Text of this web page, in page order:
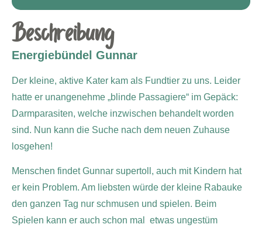
Beschreibung
Energiebündel Gunnar
Der kleine, aktive Kater kam als Fundtier zu uns. Leider
hatte er unangenehme „blinde Passagiere“ im Gepäck:
Darmparasiten, welche inzwischen behandelt worden
sind. Nun kann die Suche nach dem neuen Zuhause
losgehen!
Menschen findet Gunnar supertoll, auch mit Kindern hat
er kein Problem. Am liebsten würde der kleine Rabauke
den ganzen Tag nur schmusen und spielen. Beim
Spielen kann er auch schon mal etwas ungestüm